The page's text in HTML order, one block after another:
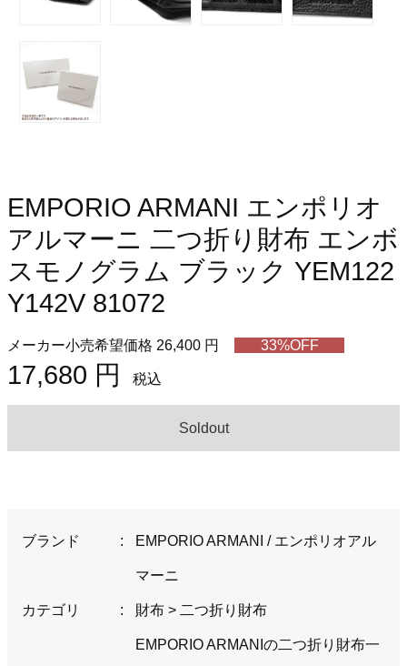
EMPORIO ARMANI エンポリオ
アルマーニ 二つ折り財布 エンボ
スモノグラム ブラック YEM122
Y142V 81072
メーカー小売希望価格 26,400 円 33%OFF
17,680 円 税込
Soldout
ブランド : EMPORIO ARMANI / エンポリオアル
マーニ
カテゴリ : 財布> 二つ折り財布
EMPORIO ARMANIの二つ折り財布一